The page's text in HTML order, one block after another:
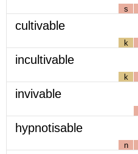
s
cultivable
k
incultivable
k
invivable
hypnotisable
n